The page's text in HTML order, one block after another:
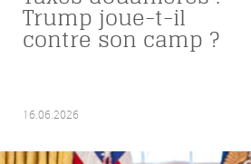
Trump joue-t-il
contre son camp ?
16.06.2026